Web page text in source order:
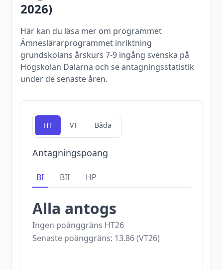
2026)
Här kan du läsa mer om programmet
Ämneslärarprogrammet inriktning
grundskolans årskurs 7-9 ingång svenska på
Högskolan Dalarna och se antagningsstatistik
under de senaste åren.
HT VT Båda
Antagningspoäng
BI BII HP
Alla antogs
Ingen poänggräns HT26
Senaste poänggräns: 13.86(VT26)